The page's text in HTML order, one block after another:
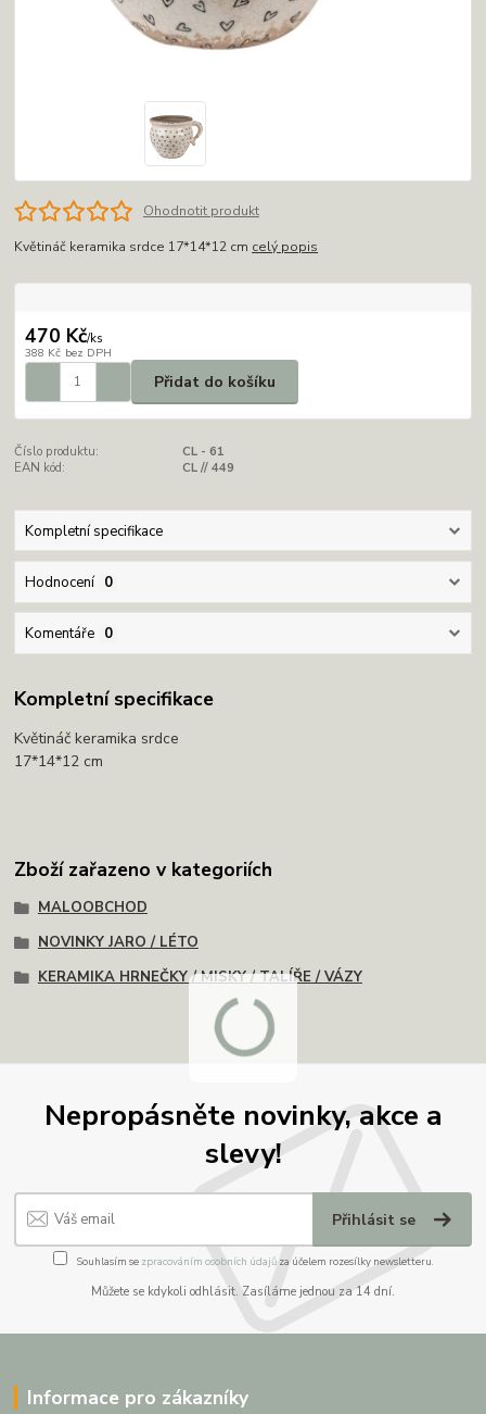
Ohodnotit produkt
Květináč keramika srdce 17*14*12 cm celý popis
470 Kč/ks
388 Kč bez DPH
Přidat do košíku
Číslo produktu:
CL - 61
EAN kód:
CL // 449
Kompletní specifikace
Hodnocení 0
Komentáře 0
Kompletní specifikace
Květináč keramika srdce
17*14*12 cm
Zboží zařazeno v kategoriích
MALOOBCHOD
NOVINKY JARO / LÉTO
KERAMIKA HRNEČKY / MISKY / TALÍŘE / VÁZY
Nepropásněte novinky, akce a
slevy!
Přihlásit se
Souhlasím se zpracováním osobních údajůza účelem rozesílky newsletteru.
Můžete se kdykoli odhlásit. Zasíláme jednou za 14 dní.
Informace pro zákazníky